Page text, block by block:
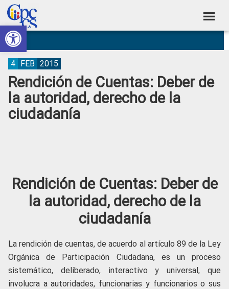
Abrir barra de herramientas
Skip
to
primary
navigation
Skip
to
main
content
Skip
to
primary
sidebar
Skip
to
footer
Consejo
de
Participación
Ciudadana
Control
Construyendo
Poder
Ciudadano
Rendición de Cuentas: Deber de
la autoridad, derecho de la
ciudadanía
4 FEB 2015
Rendición de Cuentas: Deber de
la autoridad, derecho de la
ciudadanía
La rendición de cuentas, de acuerdo al artículo 89 de la Ley
Orgánica de Participación Ciudadana, es un proceso
sistemático, deliberado, interactivo y universal, que
involucra a autoridades, funcionarias y funcionarios o sus